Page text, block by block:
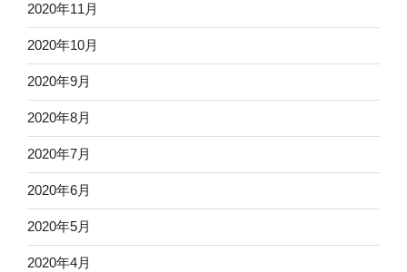
2020年11月
2020年10月
2020年9月
2020年8月
2020年7月
2020年6月
2020年5月
2020年4月